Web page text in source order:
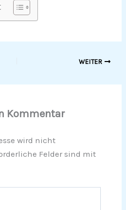
WEITER
Kommentar
wird nicht
Felder sind mit